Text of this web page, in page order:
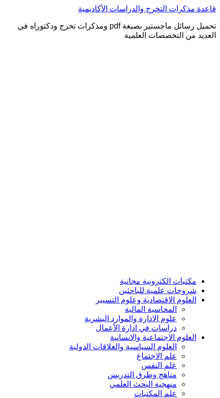
التجاوز
المحتوى
قاعدة مذكرات التخرج والدراسات الأكاديمية
تحميل رسائل ماجستير بصيغة pdf ومذكرات تخرج ودكتوراه في
العديد من التخصصات العلمية
مكتبات الكترونية مجانية
شروحات علمية للباحثين
العلوم الاقتصادية وعلوم التسيير
المحاسبة المالية
علوم الادارة والموارد البشرية
دراسات في ادارة الأعمال
العلوم الاجتماعية والانسانية
العلوم السياسية والعلاقات الدولية
علم الاجتماع
علم النفس
مناهج وطرق التدريس
منهجية البحث العلمي
علم المكتبات